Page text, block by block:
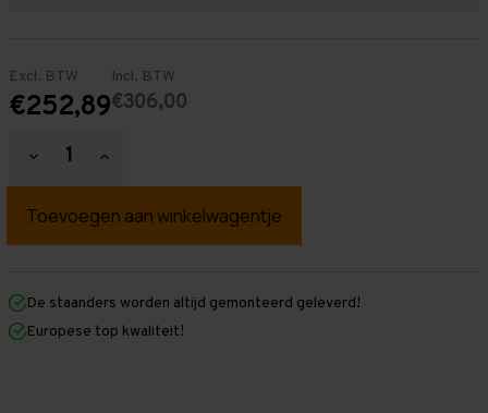
Excl. BTW
€252,89
Incl. BTW
€306,00
Hoeveelheid
verlagen
Grootvakstelling
mm
mm
x
1.200
Hoeveelheid
verhogen
Grootvakstelling
mm
mm
1.200
De staanders worden altijd gemonteerd geleverd!
Europese top kwaliteit!